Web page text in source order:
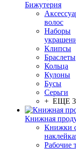
Бижутерия
волос
Наборы
Клипсы
Браслеты
Кольца
Кулоны
Бусы
Серьги
+ ЕЩЕ 3
Книжная
Книжки
Рабочие